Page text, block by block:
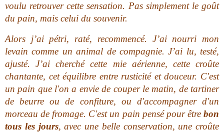
voulu retrouver cette sensation. Pas simplement le goût
du pain, mais celui du souvenir.
Alors j’ai pétri, raté, recommencé. J’ai nourri mon
levain comme un animal de compagnie. J’ai lu, testé,
ajusté. J’ai cherché cette mie aérienne, cette croûte
chantante, cet équilibre entre rusticité et douceur. C'est
un pain que l'on a envie de couper le matin, de tartiner
de beurre ou de confiture, ou d'accompagner d'un
morceau de fromage. C'est un pain pensé pour être bon
tous les jours, avec une belle conservation, une croûte